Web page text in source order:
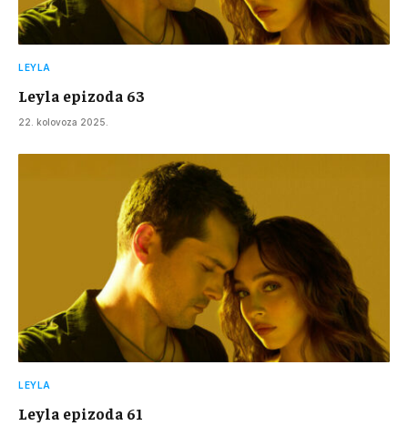
LEYLA
Leyla epizoda 63
22. kolovoza 2025.
LEYLA
Leyla epizoda 61